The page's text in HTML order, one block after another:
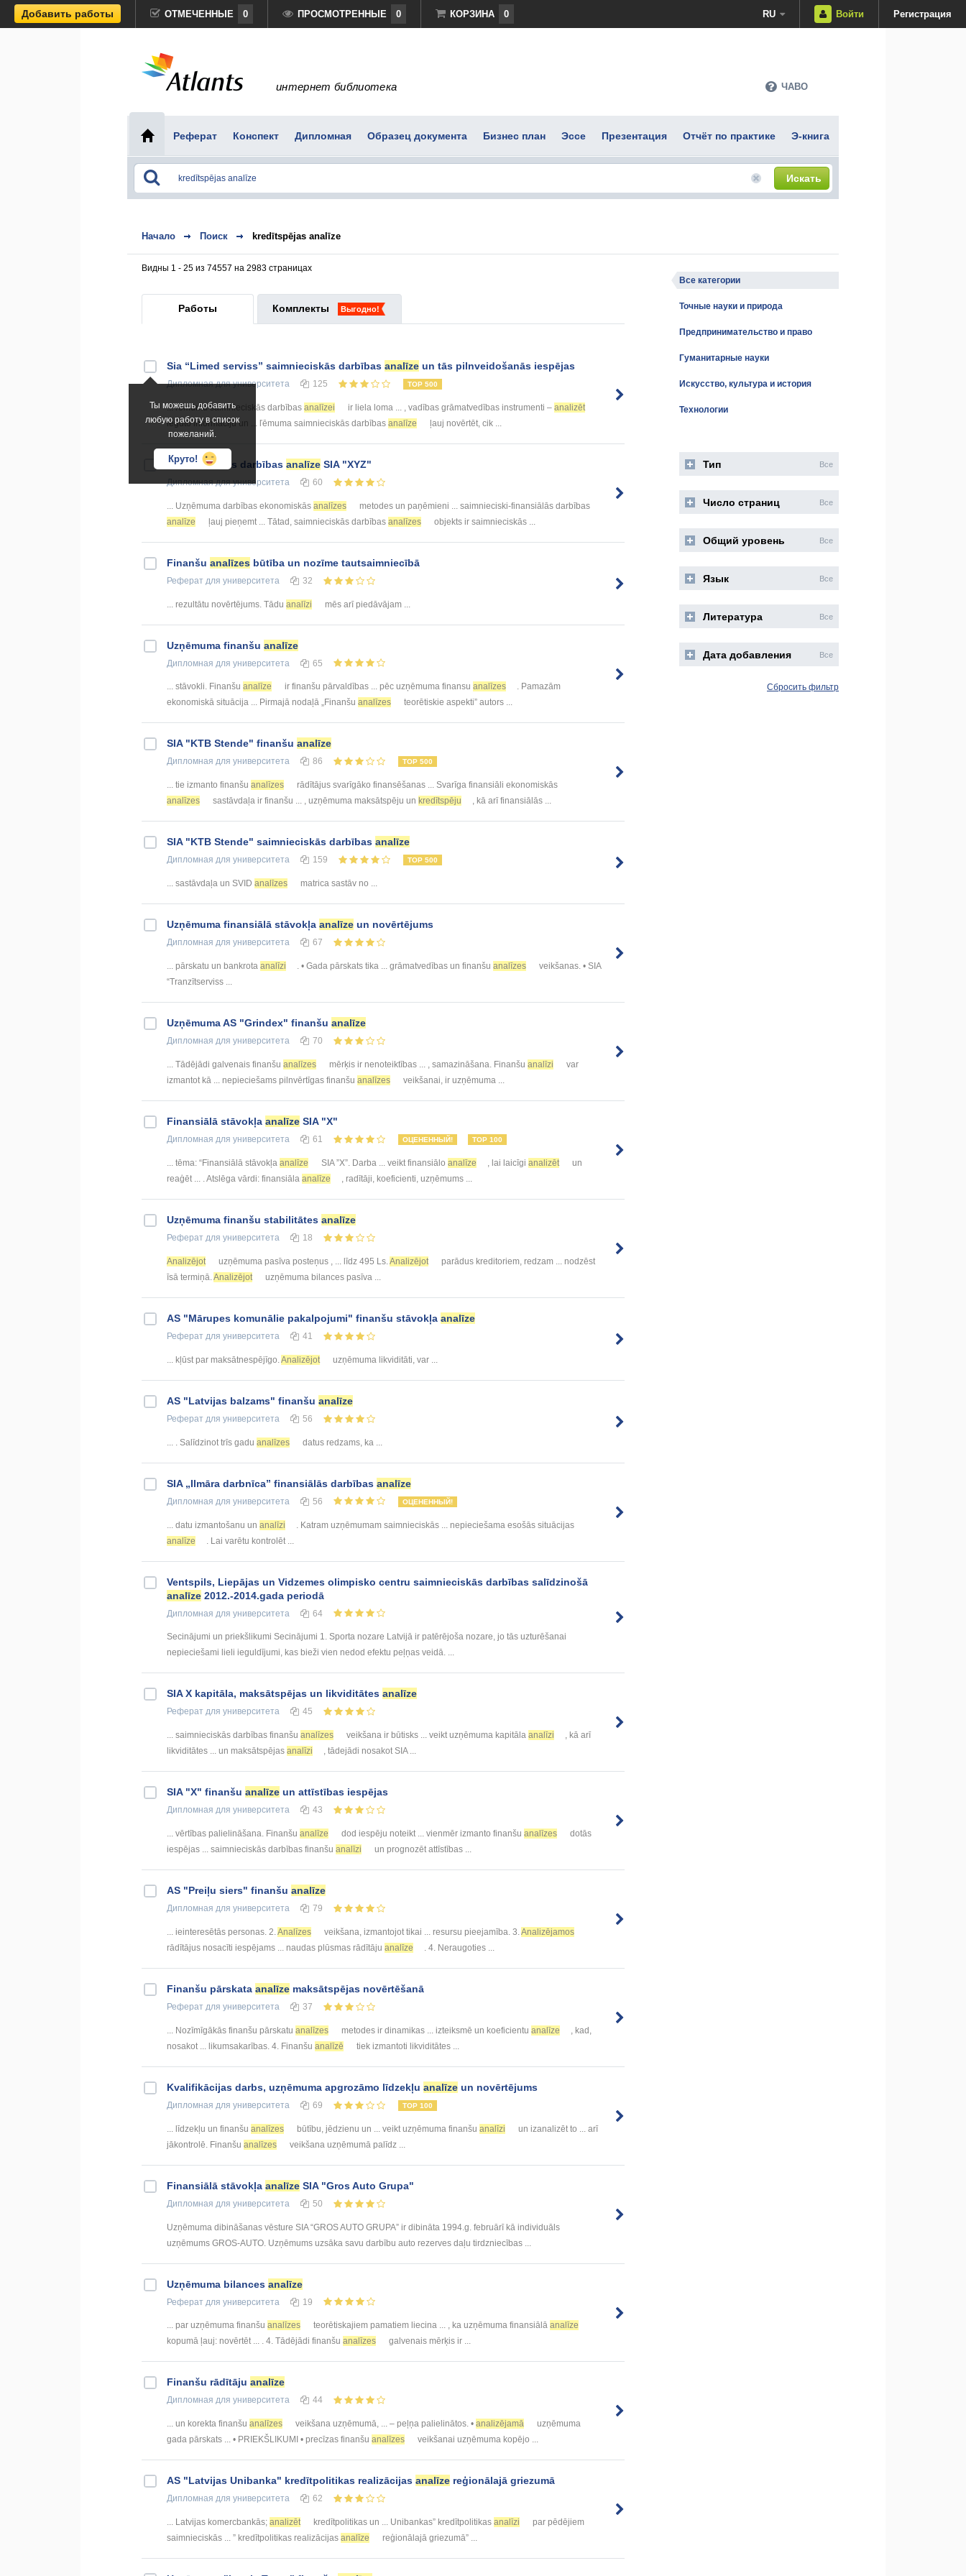
Добавить работы ОТМЕЧЕННЫЕ 0 ПРОСМОТРЕННЫЕ 0 КОРЗИНА 0 RU Войти Регистрация
интернет библиотека ЧАВО
Реферат Конспект Дипломная Образец документа Бизнес план Эссе Презентация Отчёт по практике Э-книга
Искать
Начало Поиск kredītspējas analīze
Видны 1 - 25 из 74557 на 2983 страницах
Работы Комплекты Выгодно!
Ты можешь добавить
любую работу в список
пожеланий.
Круто!
Sia “Limed serviss” saimnieciskās darbības analīze un tās pilnveidošanās iespējas
Дипломнаядля университета 125 TOP 500
... ľēmumu saimnieciskās darbības analīzei ir liela loma ... , vadības grāmatvedības instrumenti – analizēt
iegūto informāciju un ... ľēmuma saimnieciskās darbības analīze ļauj novērtēt, cik ...
Saimnieciskās darbības analīze SIA "XYZ"
Дипломнаядля университета 60
... Uzņēmuma darbības ekonomiskās analīzes
metodes un paņēmieni ... saimnieciski-finansiālās darbības
analīze
ļauj pieņemt ... Tātad, saimnieciskās darbības analīzes objekts ir saimnieciskās ...
Finanšu analīzes būtība un nozīme tautsaimniecībā
Реферат для университета 32
... rezultātu novērtējums. Tādu analīzi mēs arī piedāvājam ...
Uzņēmuma finanšu analīze
Дипломная для университета 65
... stāvokli. Finanšu analīze ir finanšu pārvaldības ... pēc uzņēmuma finansu analīzes
. Pamazām
ekonomiskā situācija ... Pirmajā nodaļā „Finanšu analīzes teorētiskie aspekti” autors ...
SIA "KTB Stende" finanšu analīze
Дипломная для университета 86 TOP 500
... tie izmanto finanšu analīzes
rādītājus svarīgāko finansēšanas ... Svarīga finansiāli ekonomiskās
analīzes
sastāvdaļa ir finanšu ... , uzņēmuma maksātspēju un kredītspēju , kā arī finansiālās ...
SIA "KTB Stende" saimnieciskās darbības analīze
Дипломная для университета 159 TOP 500
... sastāvdaļa un SVID analīzes matrica sastāv no ...
Uzņēmuma finansiālā stāvokļa analīze un novērtējums
Дипломная для университета 67
... pārskatu un bankrota analīzi . • Gada pārskats tika ... grāmatvedības un finanšu analīzes
veikšanas. • SIA
“Tranzītserviss ...
Uzņēmuma AS "Grindex" finanšu analīze
Дипломная для университета 70
... Tādējādi galvenais finanšu analīzes mērķis ir nenoteiktības ... , samazināšana. Finanšu analīzi
var
izmantot kā ... nepieciešams pilnvērtīgas finanšu analīzes veikšanai, ir uzņēmuma ...
Finansiālā stāvokļa analīze SIA "X"
Дипломная для университета 61 ОЦЕНЕННЫЙ! TOP 100
... tēma: “Finansiālā stāvokļa analīze SIA ”X”. Darba ... veikt finansiālo analīze , lai laicīgi analizēt
un
reaģēt ... . Atslēga vārdi: finansiāla analīze , radītāji, koeficienti, uzņēmums ...
Uzņēmuma finanšu stabilitātes analīze
Реферат для университета 18
Analizējot uzņēmuma pasīva posteņus , ... līdz 495 Ls.Analizējot
parādus kreditoriem, redzam ... nodzēst
īsā termiņā.Analizējot uzņēmuma bilances pasīva ...
AS "Mārupes komunālie pakalpojumi" finanšu stāvokļa analīze
Реферат для университета 41
... kļūst par maksātnespējīgo. Analizējot uzņēmuma likviditāti, var ...
AS "Latvijas balzams" finanšu analīze
Реферат для университета 56
... . Salīdzinot trīs gadu analīzes datus redzams, ka ...
SIA „Ilmāra darbnīca” finansiālās darbības analīze
Дипломная для университета 56 ОЦЕНЕННЫЙ!
... datu izmantošanu un analīzi
. Katram uzņēmumam saimnieciskās ... nepieciešama esošās situācijas
analīze
. Lai varētu kontrolēt ...
Ventspils, Liepājas un Vidzemes olimpisko centru saimnieciskās darbības salīdzinošā
analīze 2012.-2014.gada periodā
Дипломная для университета 64
Secinājumi un priekšlikumi Secinājumi 1. Sporta nozare Latvijā ir patērējoša nozare, jo tās uzturēšanai
nepieciešami lieli ieguldījumi, kas bieži vien nedod efektu peļņas veidā. ...
SIA X kapitāla, maksātspējas un likviditātes analīze
Реферат для университета 45
... saimnieciskās darbības finanšu analīzes veikšana ir būtisks ... veikt uzņēmuma kapitāla analīzi
, kā arī
likviditātes ... un maksātspējas analīzi , tādejādi nosakot SIA ...
SIA "X" finanšu analīze un attīstības iespējas
Дипломная для университета 43
... vērtības palielināšana. Finanšu analīze dod iespēju noteikt ... vienmēr izmanto finanšu analīzes
dotās
iespējas ... saimnieciskās darbības finanšu analīzi un prognozēt attīstības ...
AS "Preiļu siers" finanšu analīze
Дипломная для университета 79
... ieinteresētās personas. 2.Analīzes veikšana, izmantojot tikai ... resursu pieejamība. 3.Analizējamos
rādītājus nosacīti iespējams ... naudas plūsmas rādītāju analīze . 4. Neraugoties ...
Finanšu pārskata analīze maksātspējas novērtēšanā
Реферат для университета 37
... Nozīmīgākās finanšu pārskatu analīzes metodes ir dinamikas ... izteiksmē un koeficientu analīze
, kad,
nosakot ... likumsakarības. 4. Finanšu analīzē tiek izmantoti likviditātes ...
Kvalifikācijas darbs, uzņēmuma apgrozāmo līdzekļu analīze un novērtējums
Дипломная для университета 69 TOP 100
... līdzekļu un finanšu analīzes būtību, jēdzienu un ... veikt uzņēmuma finanšu analīzi
un izanalizēt to ... arī
jākontrolē. Finanšu analīzes veikšana uzņēmumā palīdz ...
Finansiālā stāvokļa analīze SIA "Gros Auto Grupa"
Дипломная для университета 50
Uzņēmuma dibināšanas vēsture SIA “GROS AUTO GRUPA” ir dibināta 1994.g. februārī kā individuāls
uzņēmums GROS-AUTO. Uzņēmums uzsāka savu darbību auto rezerves daļu tirdzniecības ...
Uzņēmuma bilances analīze
Реферат для университета 19
... par uzņēmuma finanšu analīzes teorētiskajiem pamatiem liecina ... , ka uzņēmuma finansiālā analīze
kopumā ļauj: novērtēt ... . 4. Tādējādi finanšu analīzes galvenais mērķis ir ...
Finanšu rādītāju analīze
Дипломная для университета 44
... un korekta finanšu analīzes veikšana uzņēmumā, ... – peļņa palielinātos. • analizējamā
uzņēmuma
gada pārskats ... • PRIEKŠLIKUMI • precīzas finanšu analīzes veikšanai uzņēmuma kopējo ...
AS "Latvijas Unibanka" kredītpolitikas realizācijas analīze reģionālajā griezumā
Дипломная для университета 62
... Latvijas komercbankās; analizēt kredītpolitikas un ... Unibankas” kredītpolitikas analīzi
par pēdējiem
saimnieciskās ... ” kredītpolitikas realizācijas analīze reģionālajā griezumā” ...
Все категории
Точные науки и природа
Предпринимательство и право
Гуманитарные науки
Искусство, культура и история
Технологии
Тип Все
Число страниц Все
Общий уровень Все
Язык Все
Литература Все
Дата добавления Все
Сбросить фильтр